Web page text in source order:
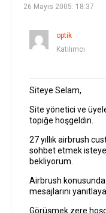
26 Mayıs 2005: 18:37
optik
Katılımcı
Siteye Selam,
Site yönetici ve
topiğe hoşgeldin.
27 yıllık airbrush
sohbet etmek
bekliyorum.
Airbrush
mesajlarını
Görüşmek zere